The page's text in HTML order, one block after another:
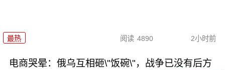
最热 阅读 4890 2小时前
电商哭晕：俄乌互相砸\"饭碗\"，战争已没有后方